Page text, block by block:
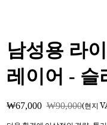
남성용 라
레이어 - 슬
₩67,000 ₩90,000(현지